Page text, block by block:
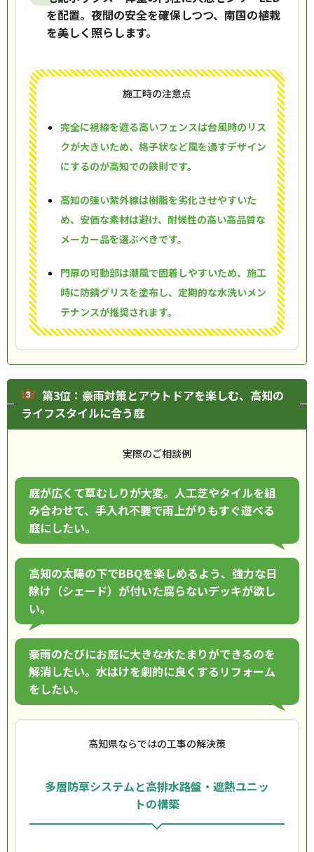
を配置。夜間の安全を確保しつつ、南国の植栽
を美しく照らします。
施工時の注意点
完全に視線を遮る高いフェンスは台風時のリス
クが大きいため、格子状など風を通すデザイン
にするのが高知での鉄則です。
高知の強い紫外線は樹脂を劣化させやすいた
め、安価な素材は避け、耐候性の高い高品質な
メーカー品を選ぶべきです。
門扉の可動部は潮風で固着しやすいため、施工
時に防錆グリスを塗布し、定期的な水洗いメン
テナンスが推奨されます。
第3位：豪雨対策とアウトドアを楽しむ、高知の
ライフスタイルに合う庭
実際のご相談例
庭が広くて草むしりが大変。人工芝やタイルを組
み合わせて、手入れ不要で雨上がりもすぐ遊べる
庭にしたい。
高知の太陽の下でBBQを楽しめるよう、強力な日
除け（シェード）が付いた腐らないデッキが欲し
い。
豪雨のたびにお庭に大きな水たまりができるのを
解消したい。水はけを劇的に良くするリフォーム
をしたい。
高知県ならではの工事の解決策
多層防草システムと高排水路盤・遮熱ユニッ
トの構築